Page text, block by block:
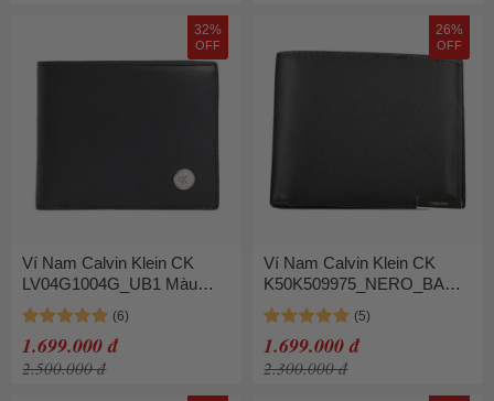
32%
OFF
Ví Nam Calvin Klein CK
LV04G1004G_UB1 Màu
Đen
1.699.000 đ
2.500.000 đ
26%
OFF
Ví Nam Calvin Klein CK
K50K509975_NERO_BAX
Màu Đen
1.699.000 đ
2.300.000 đ